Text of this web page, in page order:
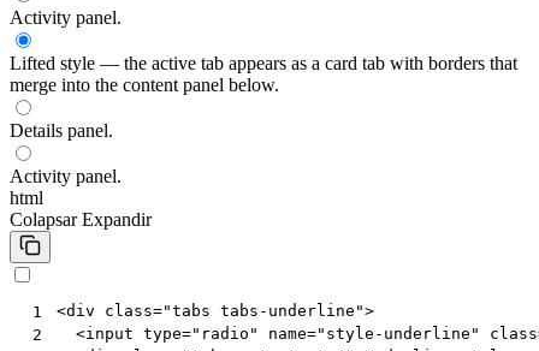
Activity panel.
Lifted style — the active tab appears as a card tab with borders that
merge into the content panel below.
Details panel.
Activity panel.
html
Colapsar Expandir
1
2
<div class="tabs tabs-underline">
<input type="radio" name="style-underline" class